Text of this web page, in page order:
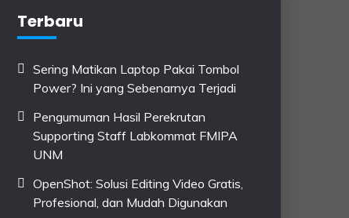
Terbaru
Sering Matikan Laptop Pakai Tombol
Power? Ini yang Sebenarnya Terjadi
Pengumuman Hasil Perekrutan
Supporting Staff Labkommat FMIPA
UNM
OpenShot: Solusi Editing Video Gratis,
Profesional, dan Mudah Digunakan